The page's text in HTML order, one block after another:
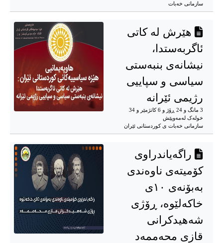
سازمانی خەبات
هێرش لە کاتی
ئاگربەستدا،
نیشانەی بنبەستی
سیاسی و سپاییی
رژیمی ئێرانە
3 مانگ و 24 ڕۆژ و 6 کاتژمێر و 34
خوله‌ک له‌مه‌وپێش‌
سازمانی خەبات ی کوردستانی ئێران
راگەیاندراوی
کۆمیتەی ناوەندی
بەبۆنەی ١٠ی
خاکەلێوە، ڕۆژی
شەهیدكرانی
قازی محەممەد